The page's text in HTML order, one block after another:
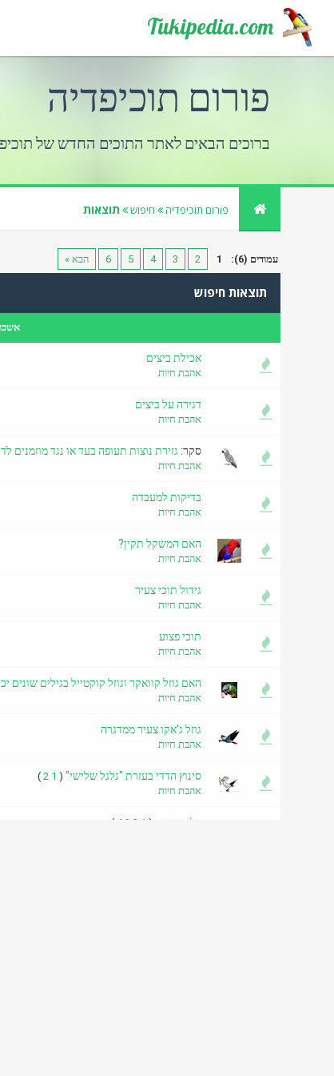
Tukipedia.com
פורום תוכיפדיה
ברוכים הבאים לאתר התוכים החדש של
פורום תוכיפדיה חיפוש תוצאות
עמודים (6): 1
2
3
4
5
6 הבא »
תוצאות חיפוש
אכילת ביצים
אהבת חיות
דגירה על ביצים
אהבת חיות
סקר: גזירת נוצות תעופה בעד או נגד מוזמנים
אהבת חיות
בדיקות למעבדה
אהבת חיות
האם המשקל תקין?
אהבת חיות
גידול תוכי צעיר
אהבת חיות
תוכי פצוע
אהבת חיות
האם גוזל קוואקר וגוזל קוקטייל בגילים שונים
אהבת חיות
גוזל ג'אקו צעיר ממדגרה
אהבת חיות
סינוץ הדדי בעזרת "גלגל שלישי" (
1
2
)
אהבת חיות
כלוב רבייה (
1
2
3
4
)